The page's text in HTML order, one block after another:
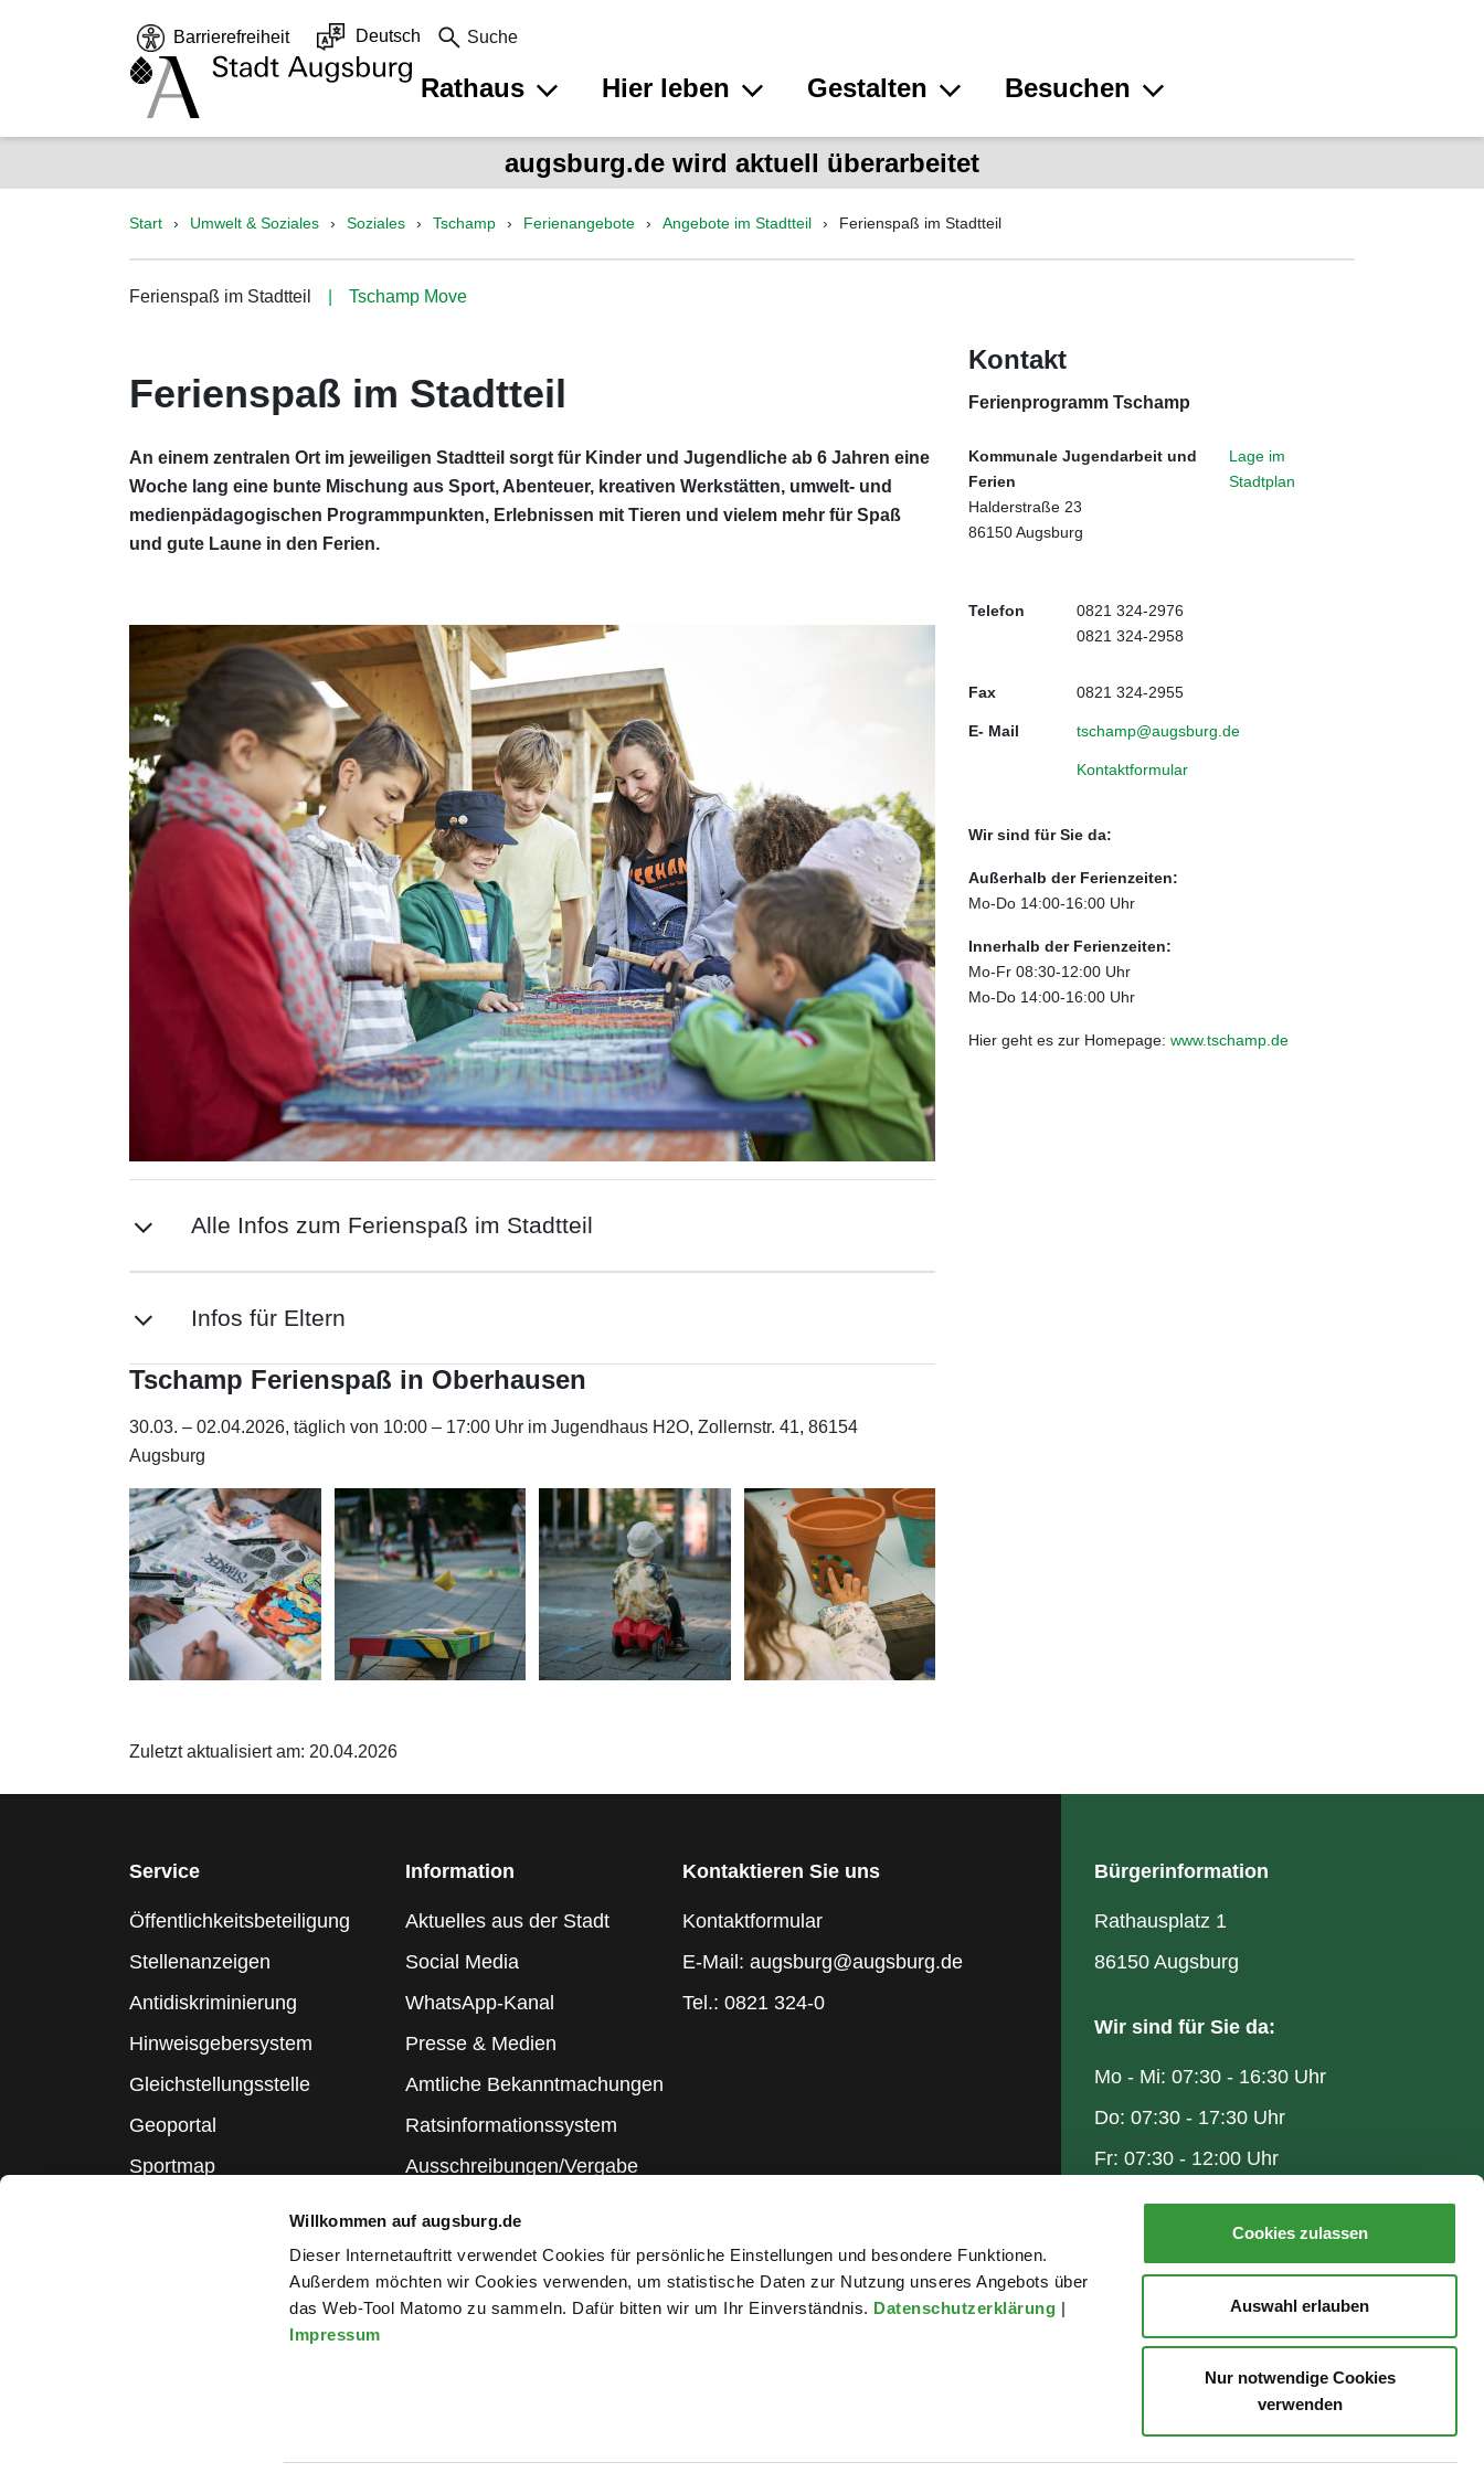
Willkommen auf augsburg.de
Dieser Internetauftritt verwendet Cookies für persönliche Einstellungen und besondere Funktionen.
Außerdem möchten wir Cookies verwenden, um statistische Daten zur Nutzung unseres Angebots über
das Web-Tool Matomo zu sammeln. Dafür bitten wir um Ihr Einverständnis. Datenschutzerklärung |
Impressum
Cookies zulassen
Auswahl erlauben
Nur notwendige Cookies
verwenden
Barrierefreiheit Deutsch Suche
Rathaus Hier leben Gestalten Besuchen
augsburg.de wird aktuell überarbeitet
Start Umwelt & Soziales Soziales Tschamp Ferienangebote Angebote im Stadtteil Ferienspaß im Stadtteil
Ferienspaß im Stadtteil Tschamp Move
Ferienspaß im Stadtteil
An einem zentralen Ort im jeweiligen Stadtteil sorgt für Kinder und Jugendliche ab 6 Jahren eine
Woche lang eine bunte Mischung aus Sport, Abenteuer, kreativen Werkstätten, umwelt- und
medienpädagogischen Programmpunkten, Erlebnissen mit Tieren und vielem mehr für Spaß
und gute Laune in den Ferien.
Alle Infos zum Ferienspaß im Stadtteil
Infos für Eltern
Tschamp Ferienspaß in Oberhausen
30.03. – 02.04.2026, täglich von 10:00 – 17:00 Uhr im Jugendhaus H2O, Zollernstr. 41, 86154
Augsburg
Kontakt
Ferienprogramm Tschamp
Kommunale Jugendarbeit und
Ferien
Halderstraße 23
86150 Augsburg
Lage im
Stadtplan
Telefon
0821 324-2976
0821 324-2958
Fax 0821 324-2955
E- Mail tschamp@augsburg.de
Kontaktformular
Wir sind für Sie da:
Außerhalb der Ferienzeiten:
Mo-Do 14:00-16:00 Uhr
Innerhalb der Ferienzeiten:
Mo-Fr 08:30-12:00 Uhr
Mo-Do 14:00-16:00 Uhr
Hier geht es zur Homepage: www.tschamp.de
Zuletzt aktualisiert am: 20.04.2026
Service
Öffentlichkeitsbeteiligung
Stellenanzeigen
Antidiskriminierung
Hinweisgebersystem
Gleichstellungsstelle
Geoportal
Sportmap
Information
Aktuelles aus der Stadt
Social Media
WhatsApp-Kanal
Presse & Medien
Amtliche Bekanntmachungen
Ratsinformationssystem
Ausschreibungen/Vergabe
Kontaktieren Sie uns
Kontaktformular
E-Mail: augsburg@augsburg.de
Tel.: 0821 324-0
Datenschutzerklärung|Barrierefreiheitserklärung|Elektronische Kommunikation
Bürgerinformation
Rathausplatz 1
86150 Augsburg
Wir sind für Sie da:
Mo - Mi: 07:30 - 16:30 Uhr
Do: 07:30 - 17:30 Uhr
Fr: 07:30 - 12:00 Uhr